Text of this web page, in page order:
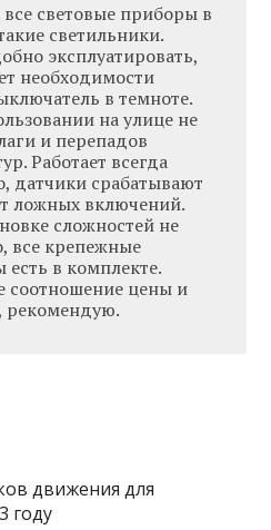
световые приборы в
светильники.
эксплуатировать,
необходимости
в темноте.
на улице не
и перепадов
Работает всегда
датчики срабатывают
ложных включений.
сложностей не
все крепежные
есть в комплекте.
соотношение цены и
рекомендую.